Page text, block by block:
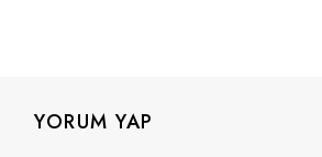
YORUM YAP